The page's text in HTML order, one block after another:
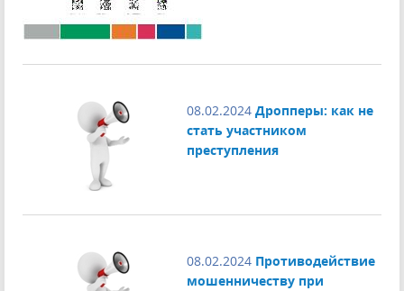
08.02.2024 Дропперы: как не
стать участником
преступления
08.02.2024 Противодействие
мошенничеству при